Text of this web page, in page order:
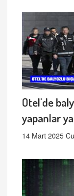
Otel'de
yapanlar
14 Mart 2025